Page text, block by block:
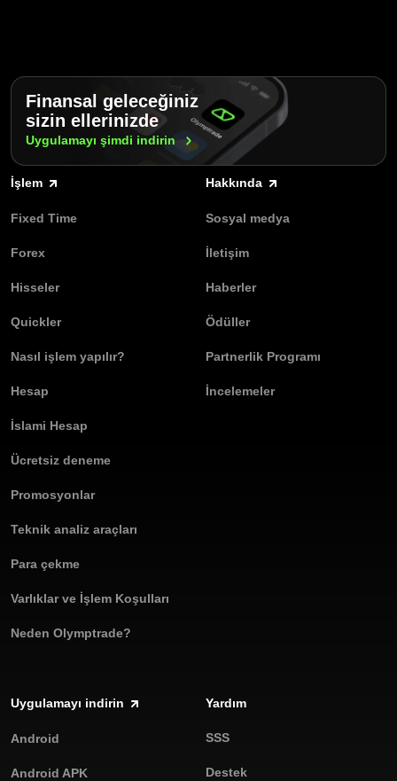
Finansal geleceğiniz
sizin ellerinizde
Uygulamayı şimdi indirin
İşlem
Fixed Time
Forex
Hisseler
Quickler
Nasıl işlem yapılır?
Hesap
İslami Hesap
Ücretsiz deneme
Promosyonlar
Teknik analiz araçları
Para çekme
Varlıklar ve İşlem Koşulları
Neden Olymptrade?
Hakkında
Sosyal medya
İletişim
Haberler
Ödüller
Partnerlik Programı
İncelemeler
Uygulamayı indirin
Android
Android APK
Yardım
SSS
Destek